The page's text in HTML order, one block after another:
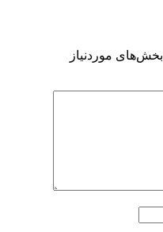
بخش‌های موردنیاز